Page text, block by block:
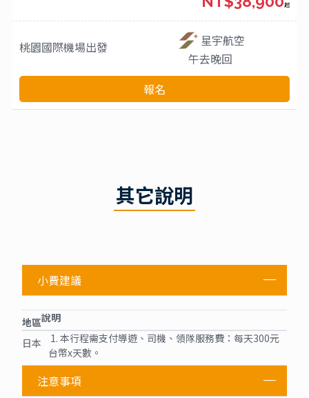
桃園國際機場出發
星宇航空
午去晚回
起
報名
其它說明
小費建議
地區說明
日本
1. 本行程需支付導遊、司機、領隊服務費：每天300元
台幣x天數。
注意事項